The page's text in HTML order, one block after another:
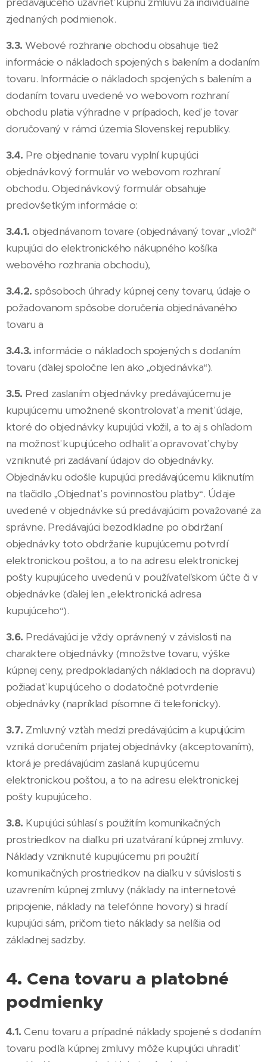
zjednaných podmienok.
3.3.Webové rozhranie obchodu obsahuje tiež
informácie o nákladoch spojených s balením a dodaním
tovaru. Informácie o nákladoch spojených s balením a
dodaním tovaru uvedené vo webovom rozhraní
obchodu platia výhradne v prípadoch, keď je tovar
doručovaný v rámci územia Slovenskej republiky.
3.4. Pre objednanie tovaru vyplní kupujúci
objednávkový formulár vo webovom rozhraní
obchodu. Objednávkový formulár obsahuje
predovšetkým informácie o:
3.4.1.objednávanom tovare (objednávaný tovar „vloží“
kupujúci do elektronického nákupného košíka
webového rozhrania obchodu),
3.4.2.spôsoboch úhrady kúpnej ceny tovaru, údaje o
požadovanom spôsobe doručenia objednávaného
tovaru a
3.4.3.informácie o nákladoch spojených s dodaním
tovaru (ďalej spoločne len ako „objednávka“).
3.5. Pred zaslaním objednávky predávajúcemu je
kupujúcemu umožnené skontrolovať a meniť údaje,
ktoré do objednávky kupujúci vložil, a to aj s ohľadom
na možnosť kupujúceho odhaliť a opravovať chyby
vzniknuté pri zadávaní údajov do objednávky.
Objednávku odošle kupujúci predávajúcemu kliknutím
na tlačidlo „Objednať s povinnosťou platby“. Údaje
uvedené v objednávke sú predávajúcim považované za
správne. Predávajúci bezodkladne po obdržaní
objednávky toto obdržanie kupujúcemu potvrdí
elektronickou poštou, a to na adresu elektronickej
pošty kupujúceho uvedenú v používateľskom účte či v
objednávke (ďalej len „elektronická adresa
kupujúceho“).
3.6. Predávajúci je vždy oprávnený v závislosti na
charaktere objednávky (množstve tovaru, výške
kúpnej ceny, predpokladaných nákladoch na dopravu)
požiadať kupujúceho o dodatočné potvrdenie
objednávky (napríklad písomne či telefonicky).
3.7. Zmluvný vzťah medzi predávajúcim a kupujúcim
vzniká doručením prijatej objednávky (akceptovaním),
ktorá je predávajúcim zaslaná kupujúcemu
elektronickou poštou, a to na adresu elektronickej
pošty kupujúceho.
3.8. Kupujúci súhlasí s použitím komunikačných
prostriedkov na diaľku pri uzatváraní kúpnej zmluvy.
Náklady vzniknuté kupujúcemu pri použití
komunikačných prostriedkov na diaľku v súvislosti s
uzavrením kúpnej zmluvy (náklady na internetové
pripojenie, náklady na telefónne hovory) si hradí
kupujúci sám, pričom tieto náklady sa nelíšia od
základnej sadzby.
4. Cena tovaru a platobné
podmienky
4.1.Cenu tovaru a prípadné náklady spojené s dodaním
tovaru podľa kúpnej zmluvy môže kupujúci uhradiť